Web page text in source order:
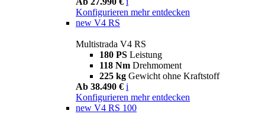
Konfigurieren mehr entdecken
new V4 RS
Multistrada V4 RS
180 PS Leistung
118 Nm Drehmoment
225 kg Gewicht ohne Kraftstoff
Ab 38.490 € i
Konfigurieren mehr entdecken
new V4 RS 100